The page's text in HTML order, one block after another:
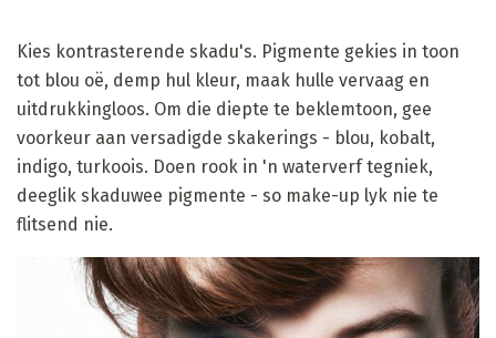
Kies kontrasterende skadu's. Pigmente gekies in toon
tot blou oë, demp hul kleur, maak hulle vervaag en
uitdrukkingloos. Om die diepte te beklemtoon, gee
voorkeur aan versadigde skakerings - blou, kobalt,
indigo, turkoois. Doen rook in 'n waterverf tegniek,
deeglik skaduwee pigmente - so make-up lyk nie te
flitsend nie.